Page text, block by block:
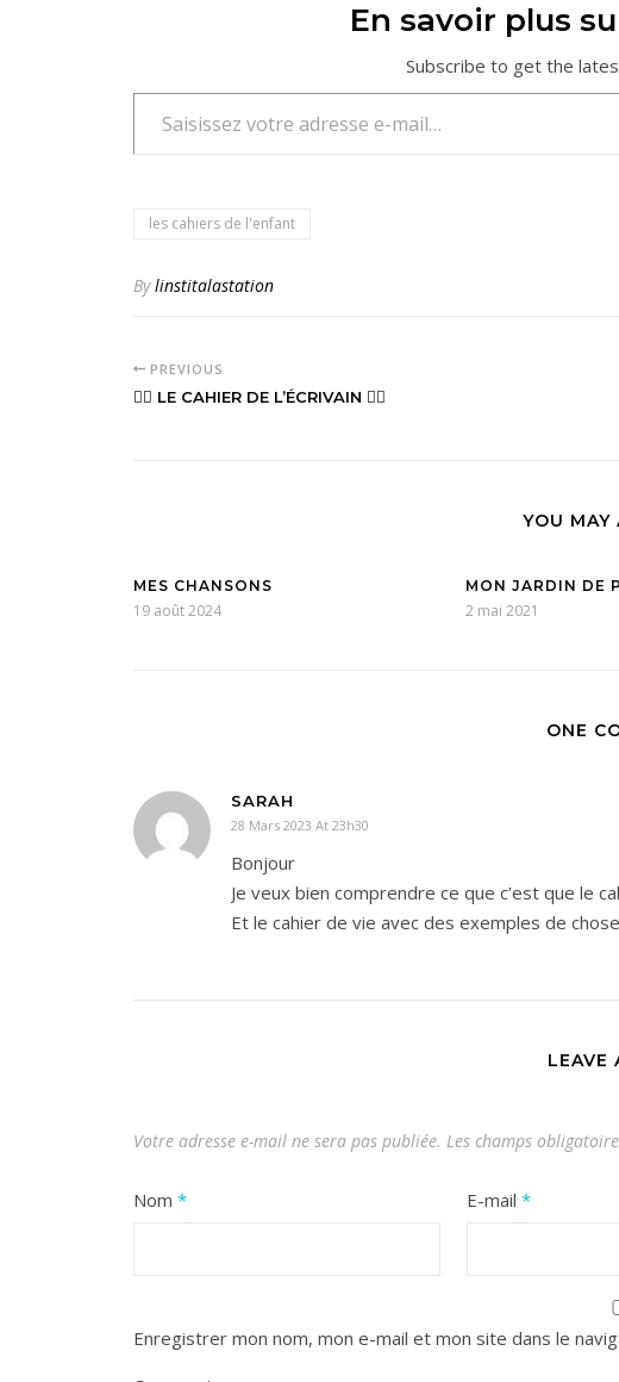
En savoir plus
Subscribe to get the
Saisissez votre adresse e-mail…
les cahiers de l'enfant
Bylinstitalastation
PREVIOUS
✍🏼 LE CAHIER DE L’ÉCRIVAIN ✍🏼
YOU MAY
MES CHANSONS
19 août 2024
MON JARDIN DE
2 mai 2021
ONE
SARAH
28 Mars 2023 At 23h30
Bonjour
Je veux bien comprendre ce que c’est que le
Et le cahier de vie avec des exemples de
LEAVE
Votre adresse e-mail ne sera pas publiée. Les champs
Nom * E-mail *
Enregistrer mon nom, mon e-mail et mon site dans le